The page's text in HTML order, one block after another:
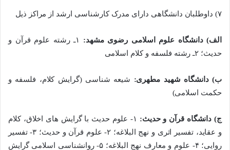
۷) داوطلبان دانشگاهی دارای مدرک کارشناسی ارشد از مراکز ذیل
الف) دانشگاه علوم اسلامی رضوی مشهد:
۱ـ رشته علوم قرآن و
حدیث؛ ۲ـ رشته فلسفه و کلام اسلامی
ب) دانشگاه شهید مطهری: شیعه شناسی (گرایش کلام، فلسفه و
حکمت اسلامی)
ج) دانشگاه قرآن و حدیث:
۱- علوم حدیث با ﮔرایش های اخلاق، کلام
و عقاید، تفسیر اثری و نهج البلاغه؛ ۲- علوم قرآن و حدیث؛ ۳- تفسیر
روایی؛ ۴- علوم و معارف نهج البلاغه؛ ۵- روانشناسی اسلامی ﮔرایش